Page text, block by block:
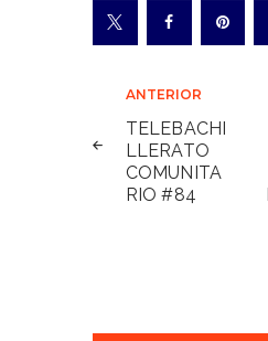
Navegación
de
entradas
ANTERIOR
TELEBACHI
LLERATO
COMUNITA
RIO #84